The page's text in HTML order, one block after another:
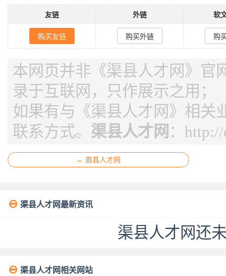
友链 外链 软
购买友链 购买外链 购
本网页并非《渠县人才网》官
录于互联网，只作展示之用；
如果有与《渠县人才网》相关
联系方式。 渠县人才网 ： http://
← 眉县人才网
 渠县人才网最新资讯
渠县人才网还
 渠县人才网相关网站